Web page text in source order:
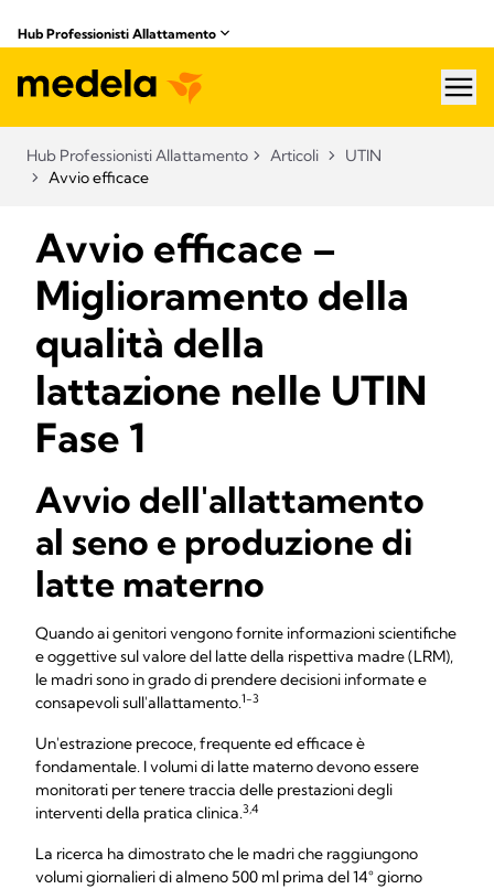
Hub Professionisti Allattamento​
Hub Professionisti Allattamento​ Articoli​
UTIN
Avvio efficace
Avvio efficace –
Miglioramento della
qualità della
lattazione nelle UTIN
Fase 1
Avvio dell'allattamento
al seno e produzione di
latte materno
Quando ai genitori vengono fornite informazioni scientifiche
e oggettive sul valore del latte della rispettiva madre (LRM),
le madri sono in grado di prendere decisioni informate e
consapevoli sull'allattamento.1-3
Un'estrazione precoce, frequente ed efficace è
fondamentale. I volumi di latte materno devono essere
monitorati per tenere traccia delle prestazioni degli
interventi della pratica clinica.3,4
La ricerca ha dimostrato che le madri che raggiungono
volumi giornalieri di almeno 500 ml prima del 14° giorno